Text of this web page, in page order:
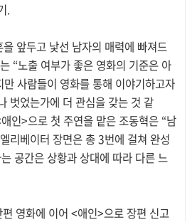
.
앞두고 낯선 남자의 매력에 빠져드
“노출 여부가 좋은 영화의 기준은 아
사람들이 영화를 통해 이야기하고자
벗었는가에 더 관심을 갖는 것 같
인>으로 첫 주연을 맡은 조동혁은 “남
리베이터 장면은 총 3번에 걸쳐 완성
공간은 상황과 상대에 따라 다른 느
영화에 이어 <애인>으로 장편 신고